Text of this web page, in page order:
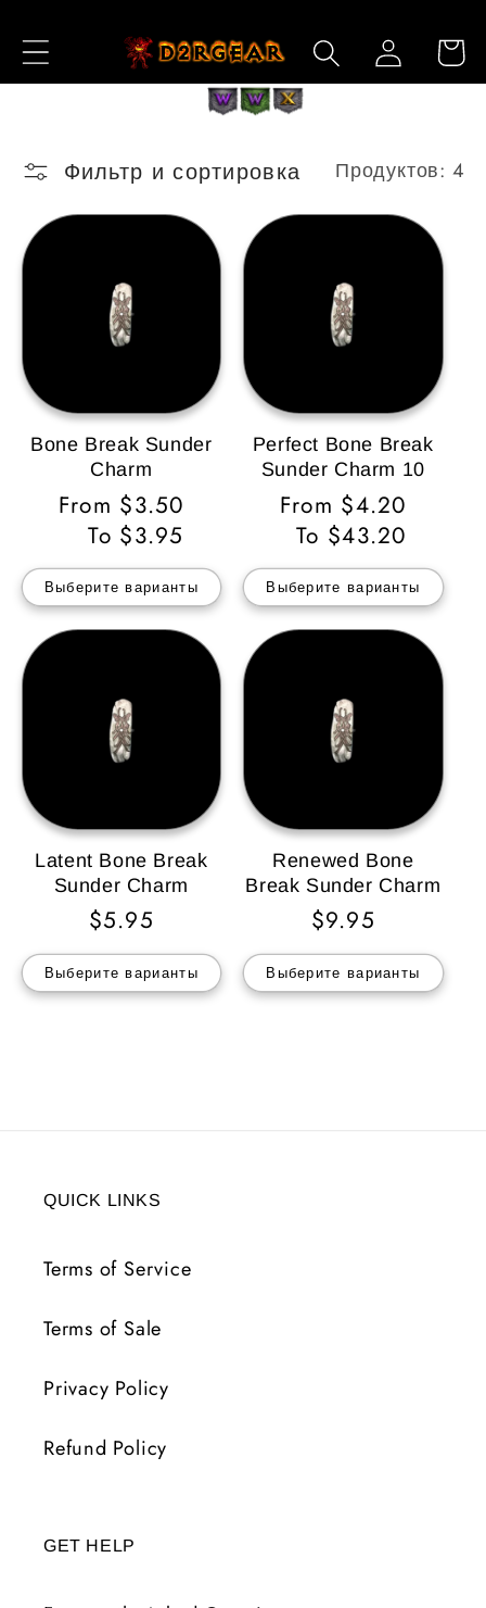
контенту Войти
Фильтр и сортировка Продуктов: 4
Bone Break Sunder
Charm
Обычная
цена
From $3.50
To $3.95
Выберите варианты
Perfect Bone Break
Sunder Charm 10
Обычная
цена
From $4.20
To $43.20
Выберите варианты
Latent Bone Break
Sunder Charm
Обычная
цена
$5.95
Выберите варианты
Renewed Bone
Break Sunder Charm
Обычная
цена
$9.95
Выберите варианты
QUICK LINKS
Terms of Service
Terms of Sale
Privacy Policy
Refund Policy
GET HELP